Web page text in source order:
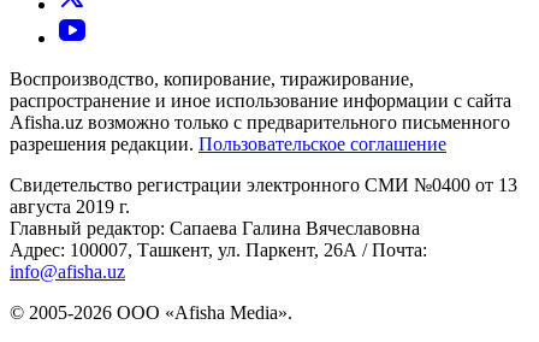
Воспроизводство, копирование, тиражирование,
распространение и иное использование информации с сайта
Afisha.uz возможно только с предварительного письменного
разрешения редакции. Пользовательское соглашение
Свидетельство регистрации электронного СМИ №0400 от 13
августа 2019 г.
Главный редактор: Сапаева Галина Вячеславовна
Адрес: 100007, Ташкент, ул. Паркент, 26А / Почта:
info@afisha.uz
© 2005-2026 ООО «Afisha Media».